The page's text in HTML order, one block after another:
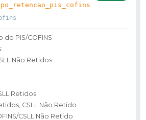
PIS/COFINS
Não Retidos
Retidos
CSLL Não Retido
CSLL Não Retido